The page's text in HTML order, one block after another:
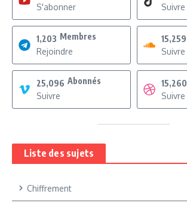
S'abonner
Suivre
1,203 Membres
Rejoindre
15,259
Suivre
25,096 Abonnés
Suivre
15,260
Suivre
Liste des sujets
Chiffrement